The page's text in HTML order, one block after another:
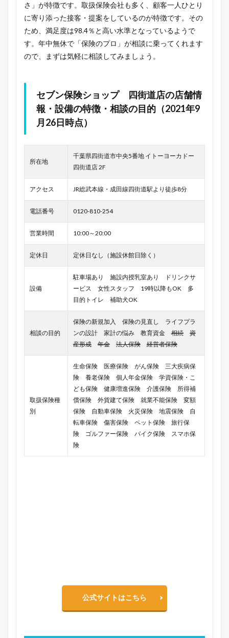
さ」が特徴です。取扱保険会社も多く、顧客一人ひとり
に寄り添った接客・提案をしているのが特徴です。その
ため、満足度は98.4％と高い水準となっているようで
す。年中無休で「保険のプロ」が相談に乗ってくれます
ので、まずは気軽に相談してみましょう。
セブン保険ショップ 四街道店の店舗情
報・設備の特徴・相談の目的（2021年9
月26日時点）
所在地
千葉県四街道市中央5番地 イトーヨーカドー
四街道店 2F
アクセス JR総武本線・成田線四街道駅より徒歩8分
電話番号 0120-810-254
営業時間 10:00～20:00
定休日 定休日なし（施設休館日除く）
設備
駐車場あり 施設内授乳室あり ドリンクサ
ービス 女性スタッフ 19時以降もOK 多
目的トイレ 補助犬OK
相談の目的
保険の新規加入 保険の見直し ライフプラ
ンの設計 家計の悩み 教育資金 相続
資
産形成
年金 法人保険 経営者保険
取扱保険種
別
生命保険 医療保険 がん保険 三大疾病保
険 養老保険 個人年金保険 学資保険・こ
ども保険 健康増進保険 介護保険 所得補
償保険 外貨建て保険 就業不能保険 変額
保険 自動車保険 火災保険 地震保険 自
転車保険 傷害保険 ペット保険 旅行保
険 ゴルファー保険 バイク保険 スマホ保
険
公式サイトはこちら